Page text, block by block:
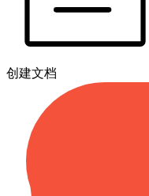
创建文档